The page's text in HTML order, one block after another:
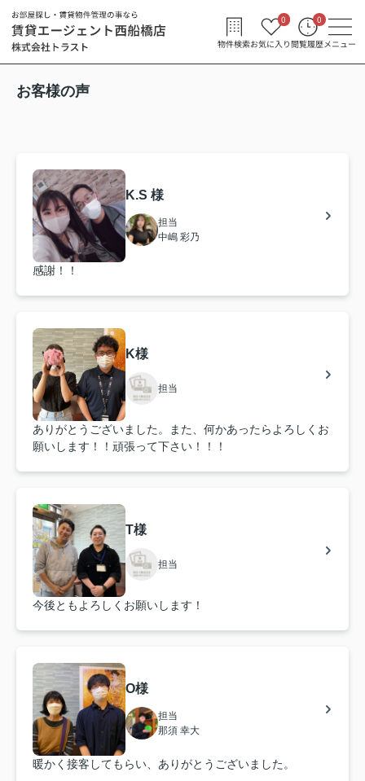
物件検索お気に入り
0
閲覧履歴
0
メニュー
お客様の声
K.S 様
担当
中嶋 彩乃
感謝！！
K様
担当
ありがとうございました。また、何かあったらよろしくお
願いします！！頑張って下さい！！！
T様
担当
今後ともよろしくお願いします！
O様
担当
那須 幸大
暖かく接客してもらい、ありがとうございました。